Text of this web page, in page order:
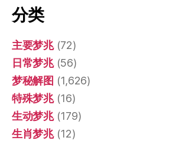
分类
主要梦兆(72)
日常梦兆(56)
梦秘解图 (1,626)
特殊梦兆(16)
生动梦兆(179)
生肖梦兆(12)